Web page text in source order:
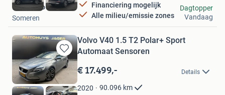
Financiering mogelijk
Alle milieu/emissie zones
Multi Auto
Someren
Dagtopper
Vandaag
Bewaren
in
Mijn
Favorieten
Volvo V40 1.5 T2 Polar+ Sport
Automaat Sensoren
€ 17.499,- Details
2020 90.096 km